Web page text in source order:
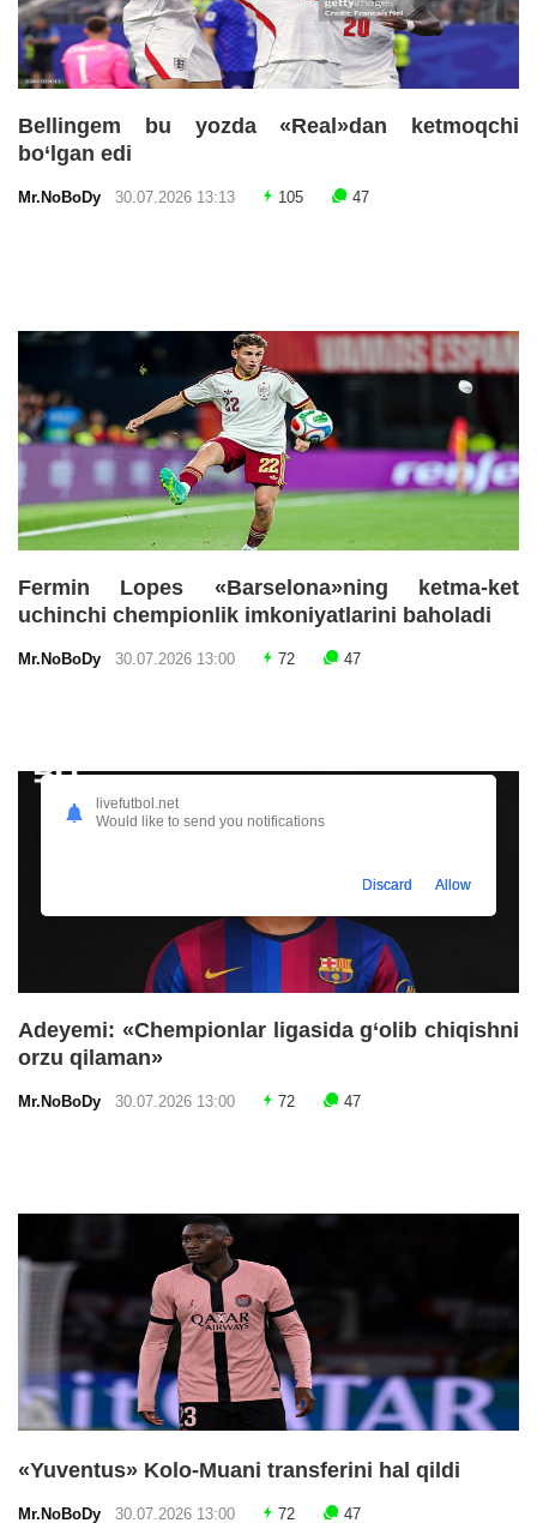
Bellingem bu yozda «Real»dan ketmoqchi
bo‘lgan edi
Mr.NoBoDy 30.07.2026 13:13 105 47
Fermin Lopes «Barselona»ning ketma-ket
uchinchi chempionlik imkoniyatlarini baholadi
Mr.NoBoDy 30.07.2026 13:00 72 47
Adeyemi: «Chempionlar ligasida g‘olib chiqishni
orzu qilaman»
Mr.NoBoDy 30.07.2026 13:00 72 47
«Yuventus» Kolo-Muani transferini hal qildi
Mr.NoBoDy 30.07.2026 13:00 72 47
livefutbol.net
Would like to send you notifications
Discard Allow